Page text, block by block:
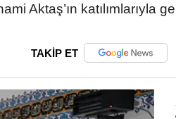
Aktaş’ın katılımlarıyla
TAKİP ET